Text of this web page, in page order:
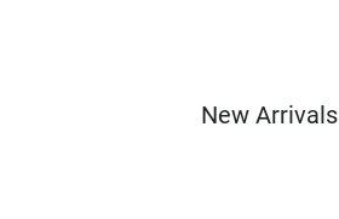
New Arrivals